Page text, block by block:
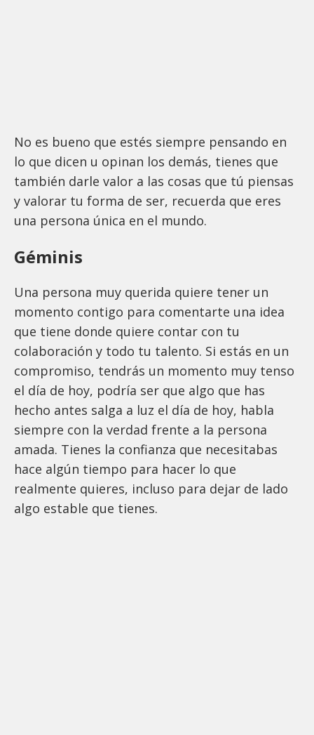
No es bueno que estés siempre pensando en
lo que dicen u opinan los demás, tienes que
también darle valor a las cosas que tú piensas
y valorar tu forma de ser, recuerda que eres
una persona única en el mundo.
Géminis
Una persona muy querida quiere tener un
momento contigo para comentarte una idea
que tiene donde quiere contar con tu
colaboración y todo tu talento. Si estás en un
compromiso, tendrás un momento muy tenso
el día de hoy, podría ser que algo que has
hecho antes salga a luz el día de hoy, habla
siempre con la verdad frente a la persona
amada. Tienes la confianza que necesitabas
hace algún tiempo para hacer lo que
realmente quieres, incluso para dejar de lado
algo estable que tienes.